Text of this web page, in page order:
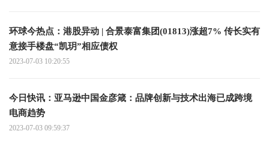
环球今热点：港股异动 | 合景泰富集团(01813)涨超7% 传长实有
意接手楼盘“凯玥”相应债权
2023-07-03 10:20:55
今日快讯：亚马逊中国金彦箴：品牌创新与技术出海已成跨境
电商趋势
2023-07-03 09:59:37